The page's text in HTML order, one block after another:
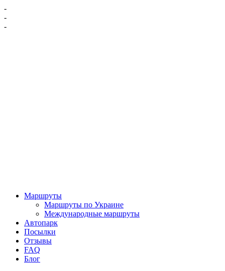
-
-
-
Маршруты
Маршруты по Украине
Международные маршруты
Автопарк
Посылки
Отзывы
FAQ
Блог